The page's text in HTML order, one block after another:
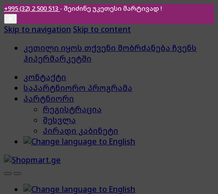
+995 (32) 2 500 513 - შეიძინე უკეთესი მარტივად !
Skip to navigation Skip to content
კეთილი იყოს თქვენი მობრძანება ჩვენს
ჰიპერმარკეტში
კონტაქტი
საპარტნიორო პროგრამა
პარტნიორი
რეგისტრაცია
შესვლა
პირადი კაბინეტი